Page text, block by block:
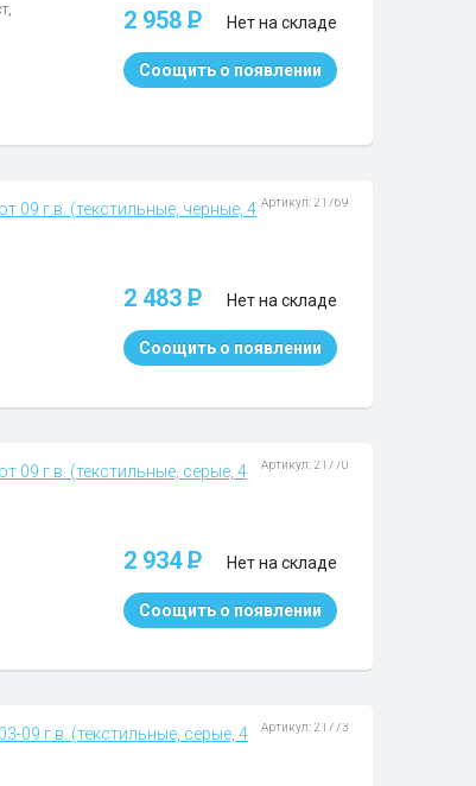
2 958 P Нет на складе
Соощить о появлении
Артикул: 21769
09 г.в. (текстильные, черные, 4
2 483 P Нет на складе
Соощить о появлении
Артикул: 21770
09 г.в. (текстильные, серые, 4
2 934P Нет на складе
Соощить о появлении
Артикул: 21773
09 г.в. (текстильные, серые, 4